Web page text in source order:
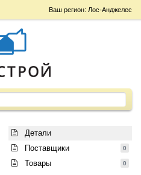
Ваш регион: Лос-Анджелес
Детали
Поставщики
0
Товары 0